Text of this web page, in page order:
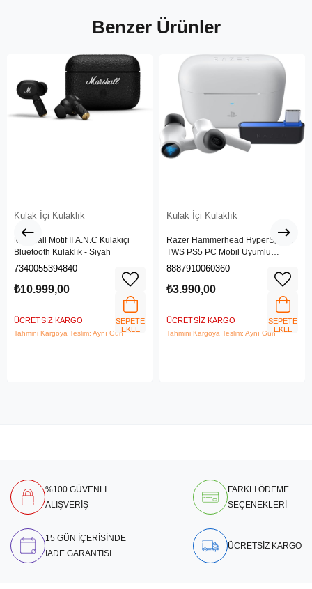
Benzer Ürünler
Kulak İçi Kulaklık
Marshall Motif II A.N.C Kulakiçi
Bluetooth Kulaklık - Siyah
7340055394840
₺10.999,00
ÜCRETSIZ KARGO
Tahmini Kargoya Teslim: Aynı Gün
SEPETE
EKLE
Kulak İçi Kulaklık
Razer Hammerhead HyperSpeed
TWS PS5 PC Mobil Uyumlu
Kablosuz Gaming Kulaklık RZ12-
8887910060360
₺3.990,00
ÜCRETSIZ KARGO
Tahmini Kargoya Teslim: Aynı Gün
SEPETE
EKLE
%100 GÜVENLİ
ALIŞVERİŞ
FARKLI ÖDEME
SEÇENEKLERİ
15 GÜN İÇERİSİNDE
İADE GARANTİSİ
ÜCRETSİZ KARGO